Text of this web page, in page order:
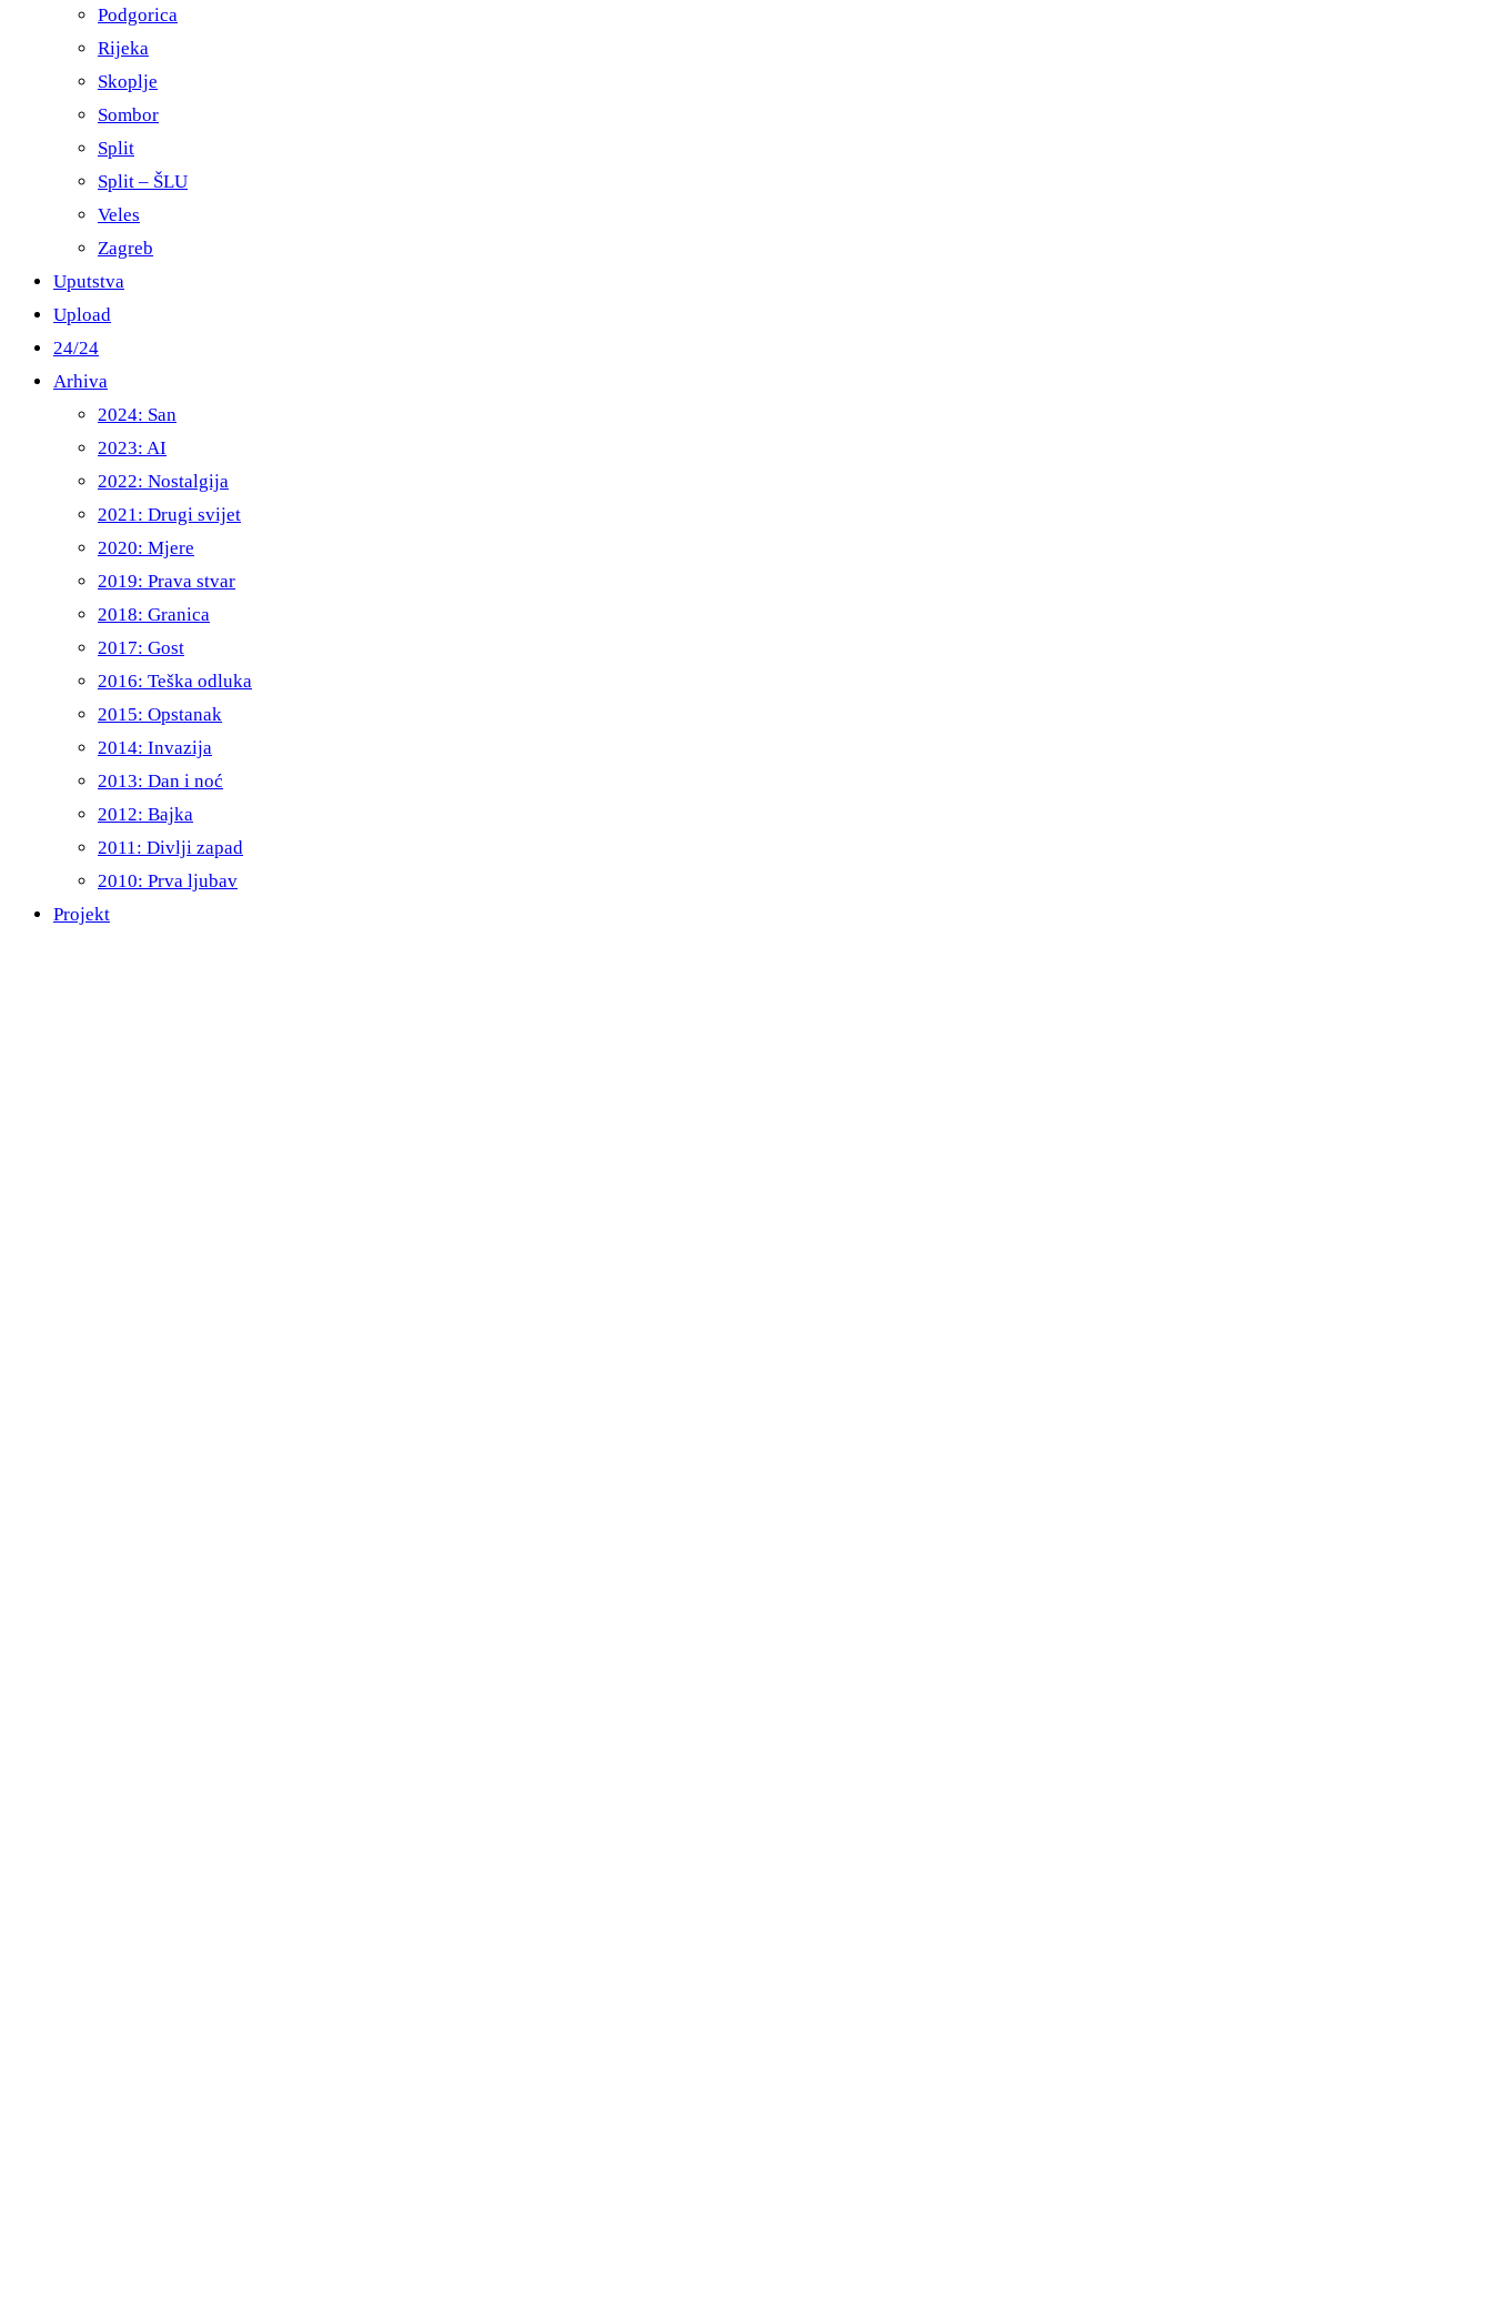
Podgorica
Rijeka
Skoplje
Sombor
Split
Split – ŠLU
Veles
Zagreb
Uputstva
Upload
24/24
Arhiva
2024: San
2023: AI
2022: Nostalgija
2021: Drugi svijet
2020: Mjere
2019: Prava stvar
2018: Granica
2017: Gost
2016: Teška odluka
2015: Opstanak
2014: Invazija
2013: Dan i noć
2012: Bajka
2011: Divlji zapad
2010: Prva ljubav
Projekt